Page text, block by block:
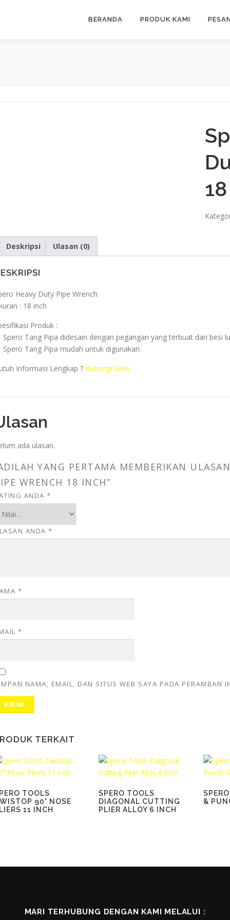
BERANDA PRODUK KAMI
Deskripsi Ulasan (0)
Heavy Duty Pipe Wrench
: 18 inch
Produk :
Spero Tang Pipa didesain dengan pegangan yang terbuat dari besi
Spero Tang Pipa mudah untuk digunakan.
Informasi Lengkap ? Hubungi kami
ada ulasan.
YANG PERTAMA MEMBERIKAN
WRENCH 18 INCH”
ANDA *
ANDA *
*
*
NAMA, EMAIL, DAN SITUS WEB SAYA PADA PERAMBAN
TERKAIT
TOOLS
90° NOSE
11 INCH
SPERO TOOLS
DIAGONAL CUTTING
PLIER ALLOY 6 INCH
&
MARI TERHUBUNG DENGAN KAMI MELALUI :